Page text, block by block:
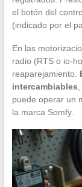
el botón del
(indicado por el
En las
radio (RTS o io-
reaparejamiento.
intercambiables
puede operar un
la marca Somfy.